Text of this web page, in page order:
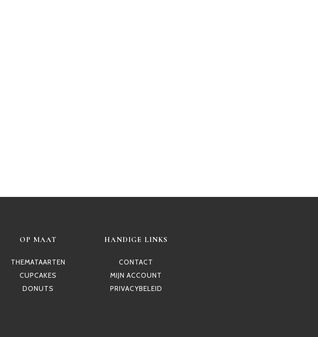
OP MAAT
THEMATAARTEN
CUPCAKES
DONUTS
HANDIGE LINKS
CONTACT
MIJN ACCOUNT
PRIVACYBELEID